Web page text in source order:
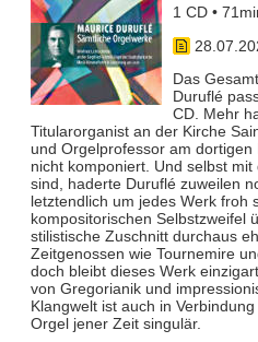
1 CD •
Das
Duruflé
CD. Mehr
Titularorganist an der Kirche
und Orgelprofessor am
nicht komponiert. Und selbst
sind, haderte Duruflé zuweilen
letztendlich um jedes Werk froh
kompositorischen Selbstzweifel
stilistische Zuschnitt durchaus
Zeitgenossen wie Tournemire
doch bleibt dieses Werk
von Gregorianik und
Klangwelt ist auch in
Orgel jener Zeit singulär.